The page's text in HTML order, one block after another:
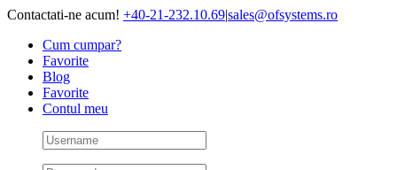
Skip
content
Contactati-ne acum! +40-21-232.10.69|sales@ofsystems.ro
Cum cumpar?
Favorite
Blog
Favorite
Contul meu